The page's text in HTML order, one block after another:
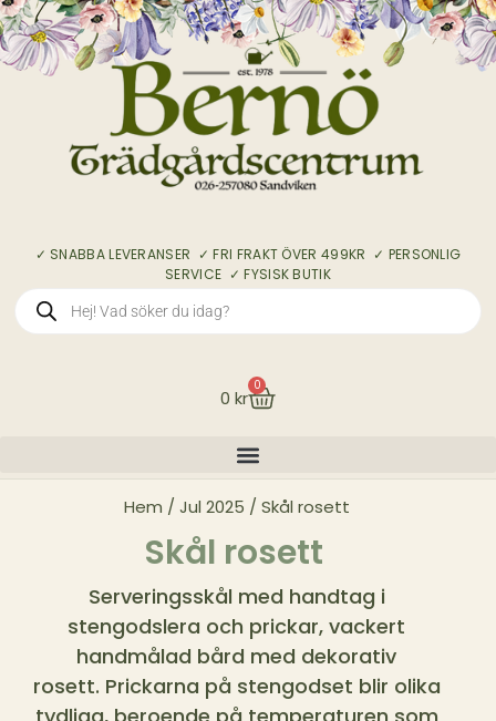
✓ SNABBA LEVERANSER ✓ FRI FRAKT ÖVER 499KR ✓ PERSONLIG
SERVICE ✓ FYSISK BUTIK
0 kr
0
Hem / Jul 2025 / Skål rosett
Skål rosett
Serveringsskål med handtag i
stengodslera och prickar, vackert
handmålad bård med dekorativ
rosett. Prickarna på stengodset blir olika